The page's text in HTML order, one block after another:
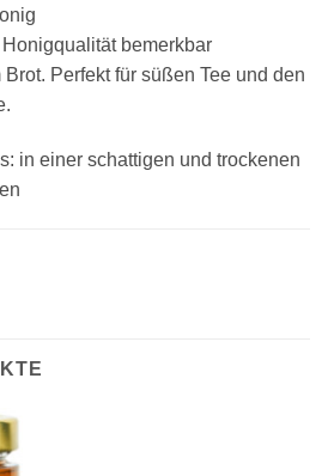
bemerkbar
Perfekt für süßen Tee und den
in einer schattigen und trockenen